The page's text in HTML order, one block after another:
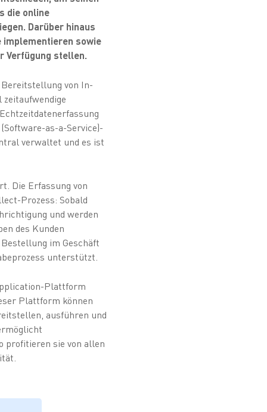
die online
Darüber hinaus
implementieren sowie
Verfügung stellen.
von In-
as-a-Service)-
verwaltet und es ist
Die Erfassung von
Prozess: Sobald
und werden
des Kunden
im Geschäft
unterstützt.
Plattform
Plattform können
ausführen und
profitieren sie von allen